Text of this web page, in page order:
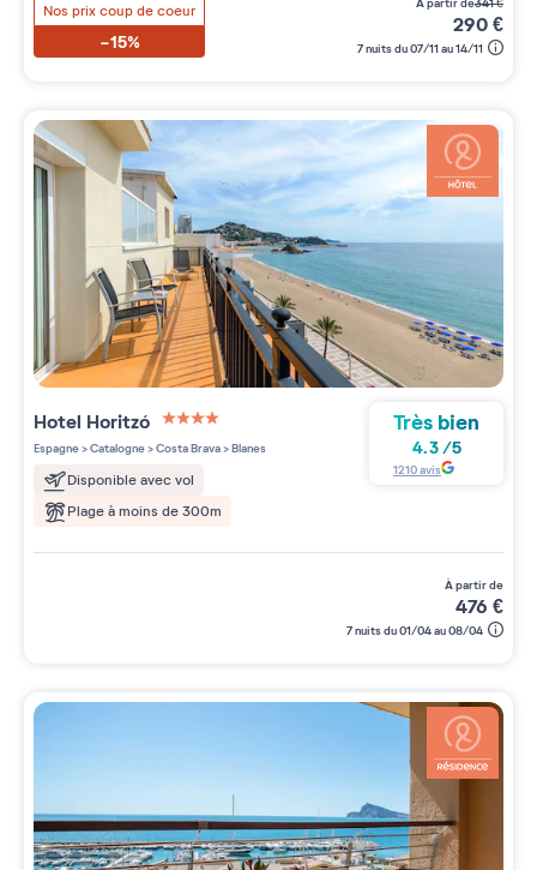
Nos prix coup de coeur
-15%
290€
7 nuits du 07/11 au 14/11
Hotel Horitzó
4 étoiles sur 5
Espagne>Catalogne>Costa Brava>Blanes
Disponible avec vol
Plage à moins de 300m
Très bien
4.3/5
1210avis
à partir de
476 €
7 nuits du 01/04 au 08/04